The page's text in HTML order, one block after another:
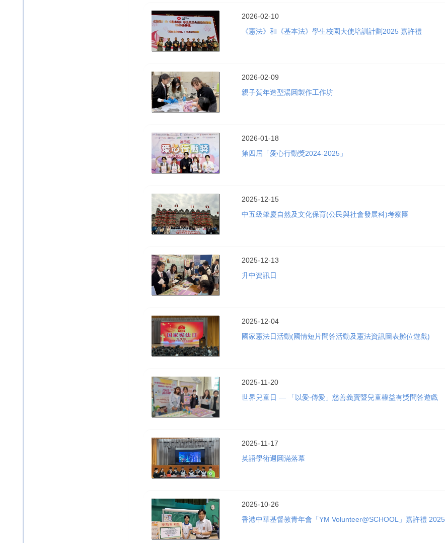
2026-02-10
《憲法》和《基本法》學生校園大使培訓計劃2025 嘉許禮
2026-02-09
親子賀年造型湯圓製作工作坊
2026-01-18
第四屆「愛心行動獎2024-2025」
2025-12-15
中五級肇慶自然及文化保育(公民與社會發展科)考察團
2025-12-13
升中資訊日
2025-12-04
國家憲法日活動(國情短片問答活動及憲法資訊圖表攤位遊戲)
2025-11-20
世界兒童日 — 「以愛‧傳愛」慈善義賣暨兒童權益有獎問答遊戲
2025-11-17
英語學術週圓滿落幕
2025-10-26
香港中華基督教青年會「YM Volunteer@SCHOOL」嘉許禮 2025